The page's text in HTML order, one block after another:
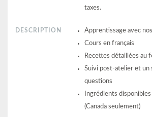
taxes.
DESCRIPTION
Apprentissage avec
Cours en français
Recettes détaillées au
Suivi post-atelier et un
questions
Ingrédients
(Canada seulement)